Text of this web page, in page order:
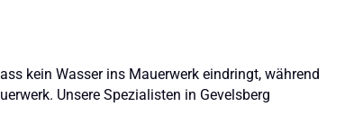
kein Wasser ins Mauerwerk eindringt, während
Unsere Spezialisten in Gevelsberg